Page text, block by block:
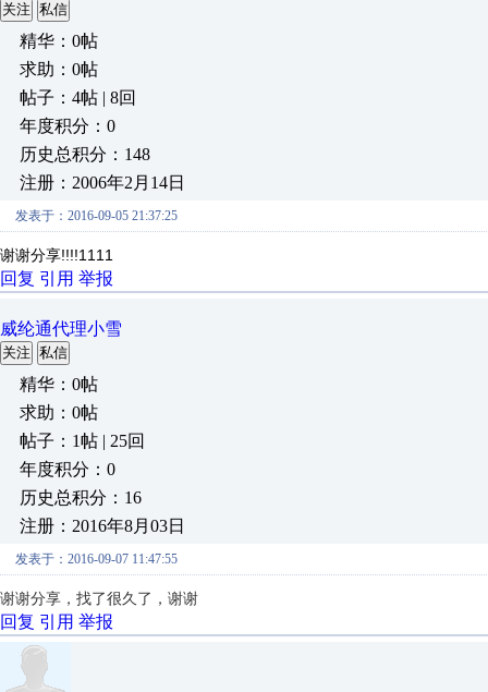
关注 私信
精华：0帖
求助：0帖
帖子：4帖 | 8回
年度积分：0
历史总积分：148
注册：2006年2月14日
发表于：2016-09-05 21:37:25
谢谢分享!!!!1111
回复 引用 举报
威纶通代理小雪
关注 私信
精华：0帖
求助：0帖
帖子：1帖 | 25回
年度积分：0
历史总积分：16
注册：2016年8月03日
发表于：2016-09-07 11:47:55
谢谢分享，找了很久了，谢谢
回复 引用 举报